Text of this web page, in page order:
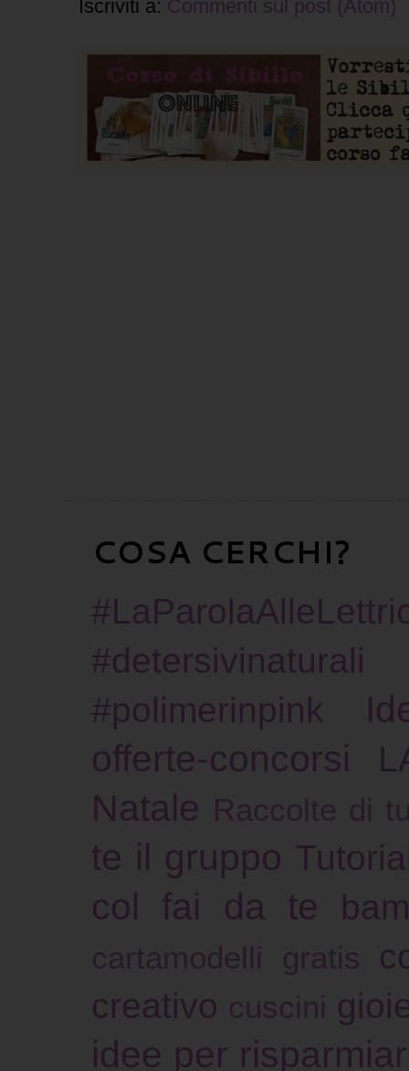
Iscriviti a: Commenti sul post (Atom)
COSA CERCHI?
#detersivinaturali
#polimerinpink
offerte-concorsi
Natale Raccolte di
te il gruppo
col fai da te
cartamodelli gratis
creativo cuscini
idee per